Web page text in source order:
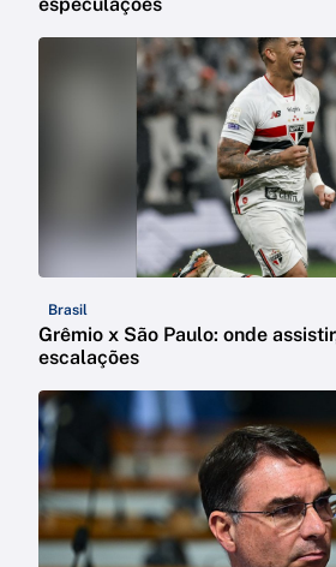
especulações
Brasil
Grêmio x São Paulo: onde
escalações